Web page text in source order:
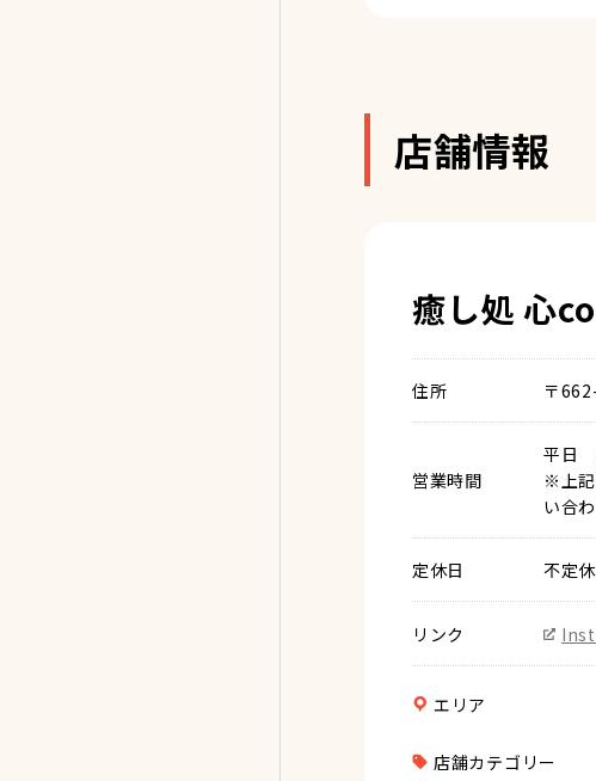
店舗情報
癒し処 心
住所 〒
営業時間
平日
※上記
い合
定休日 不定休
リンク
エリア
店舗カテゴリー